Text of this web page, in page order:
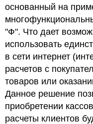
основанный на
"Ф". Что дает
использовать
в сети интернет
расчетов с
товаров или
Данное решение
приобретении
расчеты клиентов